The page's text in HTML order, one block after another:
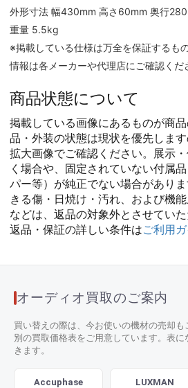
外形寸法 幅430mm 高さ60mm 奥行
重量 5.5kg
※掲載している仕様は万全を保証するも
情報は各メーカーや代理店にご確認くだ
商品状態について
掲載している画像にあるものが商
品・外装の状態は現状を優先しま
拡大画像でご確認ください。展示
く場合や、固定されていない付属
パー等）が純正でない場合があり
きる傷・日焼け・汚れ、および機
などは、返品の対象外とさせていた
返品・保証の詳しい条件はご利用
オーディオ買取のご案内
買い替えの際は、今お使いの機材の売却
別の買取価格表をご用意しています。表
きます。
Accuphase LUXMAN